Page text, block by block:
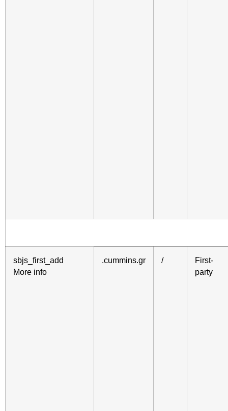
sbjs_first_add
More info
.cummins.gr /
First-
party